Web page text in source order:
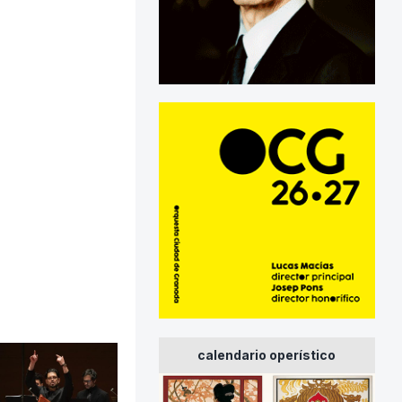
calendario operístico